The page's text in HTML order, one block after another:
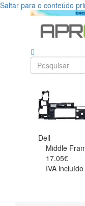
Saltar para o conteúdo
Dell
Middle
17.05€
IVA incluído